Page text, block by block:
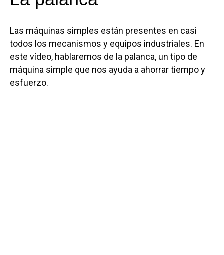
Las máquinas simples están presentes en casi
todos los mecanismos y equipos industriales. En
este vídeo, hablaremos de la palanca, un tipo de
máquina simple que nos ayuda a ahorrar tiempo y
esfuerzo.